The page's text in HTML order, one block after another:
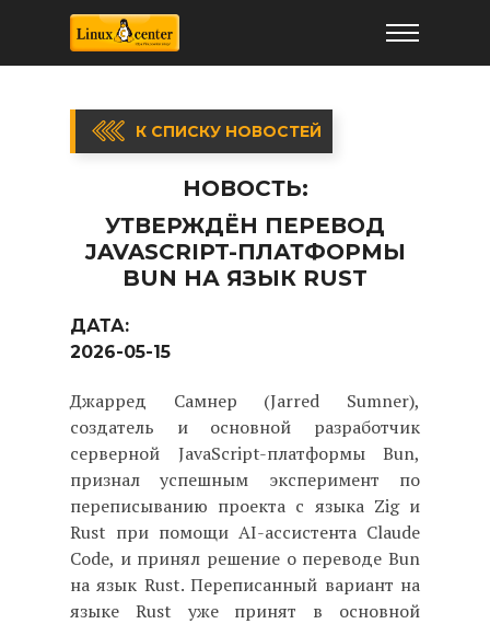
К СПИСКУ НОВОСТЕЙ
НОВОСТЬ:
УТВЕРЖДЁН ПЕРЕВОД
JAVASCRIPT-ПЛАТФОРМЫ
BUN НА ЯЗЫК RUST
ДАТА:
2026-05-15
Джарред Самнер (Jarred Sumner),
создатель и основной разработчик
серверной JavaScript-платформы Bun,
признал успешным эксперимент по
переписыванию проекта с языка Zig и
Rust при помощи AI-ассистента Claude
Code, и принял решение о переводе Bun
на язык Rust. Переписанный вариант на
языке Rust уже принят в основной